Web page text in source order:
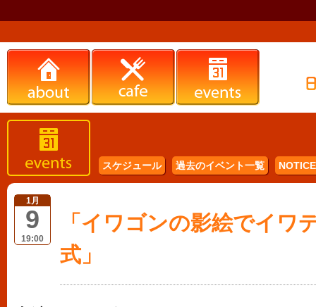
スケジュール 過去のイベント一覧
1月
9
19:00
「イワゴンの影絵でイワ
式」